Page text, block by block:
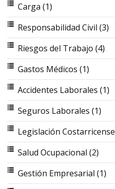
Carga (1)
Responsabilidad Civil (3)
Riesgos del Trabajo (4)
Gastos Médicos (1)
Accidentes Laborales (1)
Seguros Laborales (1)
Legislación Costarricense
Salud Ocupacional (2)
Gestión Empresarial (1)